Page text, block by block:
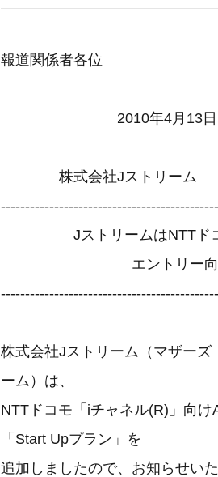
報道関係者各位
2010年4月13日
株式会社Jストリーム
JストリームはNTTドコモ
エントリー向け新プラ
株式会社Jストリーム（マザー
ーム）は、
NTTドコモ「iチャネル(R)」向
「Start Upプラン」を
追加しましたので、お知らせいた